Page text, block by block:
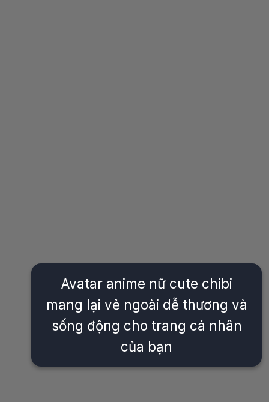
Avatar anime nữ cute chibi
mang lại vẻ ngoài dễ thương và
sống động cho trang cá nhân
của bạn